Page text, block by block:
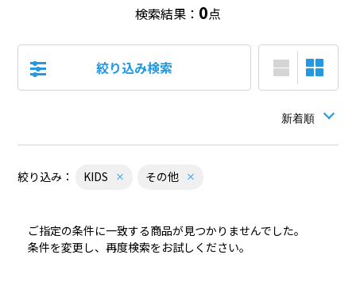
検索結果： 0点
絞り込み検索
円 〜 円
在庫
絞り込み： KIDS その他
ご指定の条件に一致する商品が見つかりませんでした。
条件を変更し、再度検索をお試しください。